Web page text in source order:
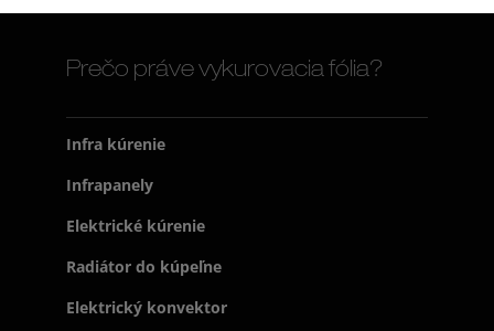
Prečo práve vykurovacia fólia?
Infra kúrenie
Infrapanely
Elektrické kúrenie
Radiátor do kúpeľne
Elektrický konvektor